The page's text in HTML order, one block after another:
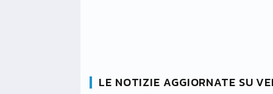
LE NOTIZIE AGGIORNATE SU